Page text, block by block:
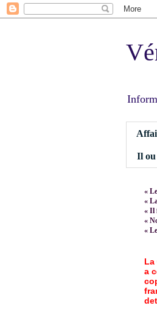
Il ou
«
«
« Il
«
«
La
a